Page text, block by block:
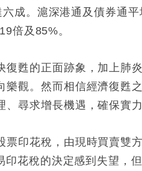
成。滬深港通及債券通
倍及 85%。
甦的正面跡象，加上肺
觀。然而相信經濟復甦
尋求增長機遇，確保實力
票印花稅，由現時買賣雙
花稅的決定感到失望，